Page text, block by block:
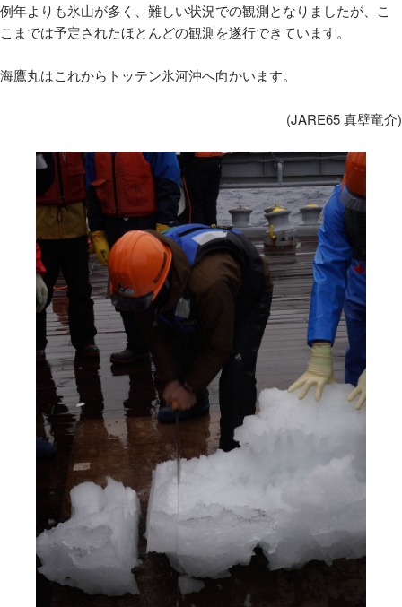
例年よりも氷山が多く、難しい状況での観測となりましたが、こ
こまでは予定されたほとんどの観測を遂行できています。
海鷹丸はこれからトッテン氷河沖へ向かいます。
(JARE65 真壁竜介)